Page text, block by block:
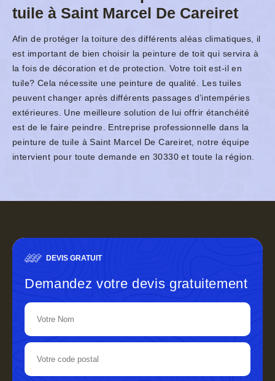
tuile à Saint Marcel De Careiret
Afin de protéger la toiture des différents aléas climatiques, il
est important de bien choisir la peinture de toit qui servira à
la fois de décoration et de protection. Votre toit est-il en
tuile? Cela nécessite une peinture de qualité. Les tuiles
peuvent changer après différents passages d’intempéries
extérieures. Une meilleure solution de lui offrir étanchéité
est de le faire peindre. Entreprise professionnelle dans la
peinture de tuile à Saint Marcel De Careiret, notre équipe
intervient pour toute demande en 30330 et toute la région.
DEVIS GRATUIT
Demandez votre devis gratuitement